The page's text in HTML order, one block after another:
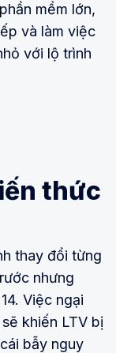
mềm lớn,
và làm việc
với lộ trình
thức
thay đổi từng
nhưng
Việc ngại
khiến LTV bị
bẫy nguy